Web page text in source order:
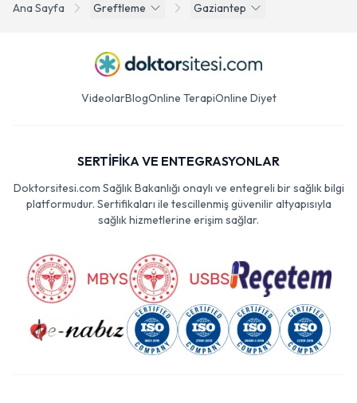
Ana Sayfa Greftleme Gaziantep
VideolarBlogOnline TerapiOnline Diyet
SERTİFİKA VE ENTEGRASYONLAR
Doktorsitesi.com Sağlık Bakanlığı onaylı ve entegreli bir sağlık bilgi
platformudur. Sertifikaları ile tescillenmiş güvenilir altyapısıyla
sağlık hizmetlerine erişim sağlar.